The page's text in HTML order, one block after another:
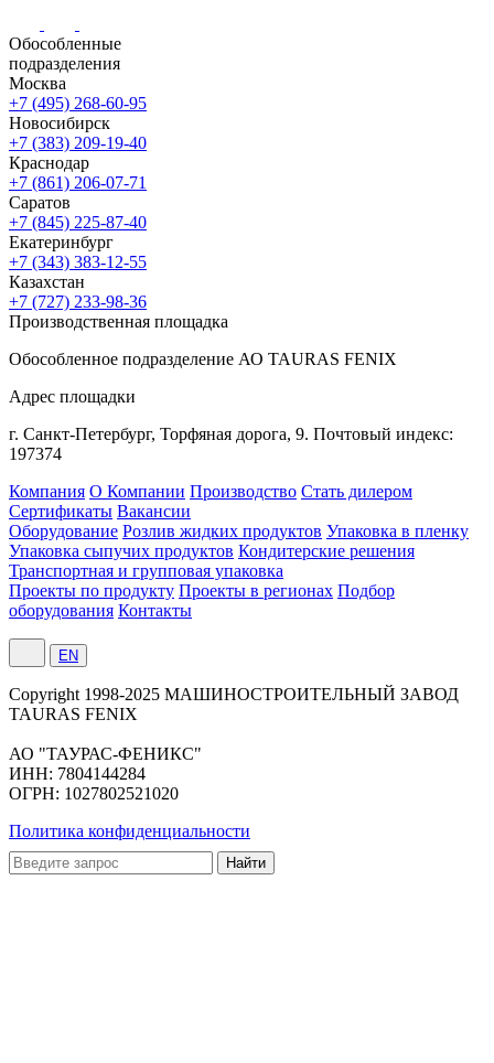
Обособленные
подразделения
Москва
+7 (495) 268-60-95
Новосибирск
+7 (383) 209-19-40
Краснодар
+7 (861) 206-07-71
Саратов
+7 (845) 225-87-40
Екатеринбург
+7 (343) 383-12-55
Казахстан
+7 (727) 233-98-36
Производственная площадка
Обособленное подразделение АО TAURAS FENIX
Адрес площадки
г. Санкт-Петербург, Торфяная дорога, 9. Почтовый индекс:
197374
Компания О Компании Производство Стать дилером
Сертификаты Вакансии
Оборудование Розлив жидких продуктов Упаковка в пленку
Упаковка сыпучих продуктов Кондитерские решения
Транспортная и групповая упаковка
Проекты по продукту Проекты в регионах Подбор
оборудования Контакты
EN
Сopyright 1998-2025 МАШИНОСТРОИТЕЛЬНЫЙ ЗАВОД
TAURAS FENIX
АО "ТАУРАС-ФЕНИКС"
ИНН: 7804144284
ОГРН: 1027802521020
Политика конфиденциальности